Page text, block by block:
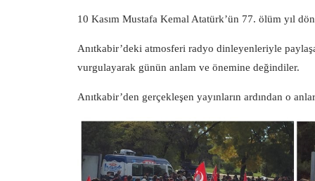
10 Kasım Mustafa Kemal Atatürk’ün 77. ölüm yıl
Anıtkabir’deki atmosferi radyo dinleyenleriyle
vurgulayarak günün anlam ve önemine değindiler.
Anıtkabir’den gerçekleşen yayınların ardından o